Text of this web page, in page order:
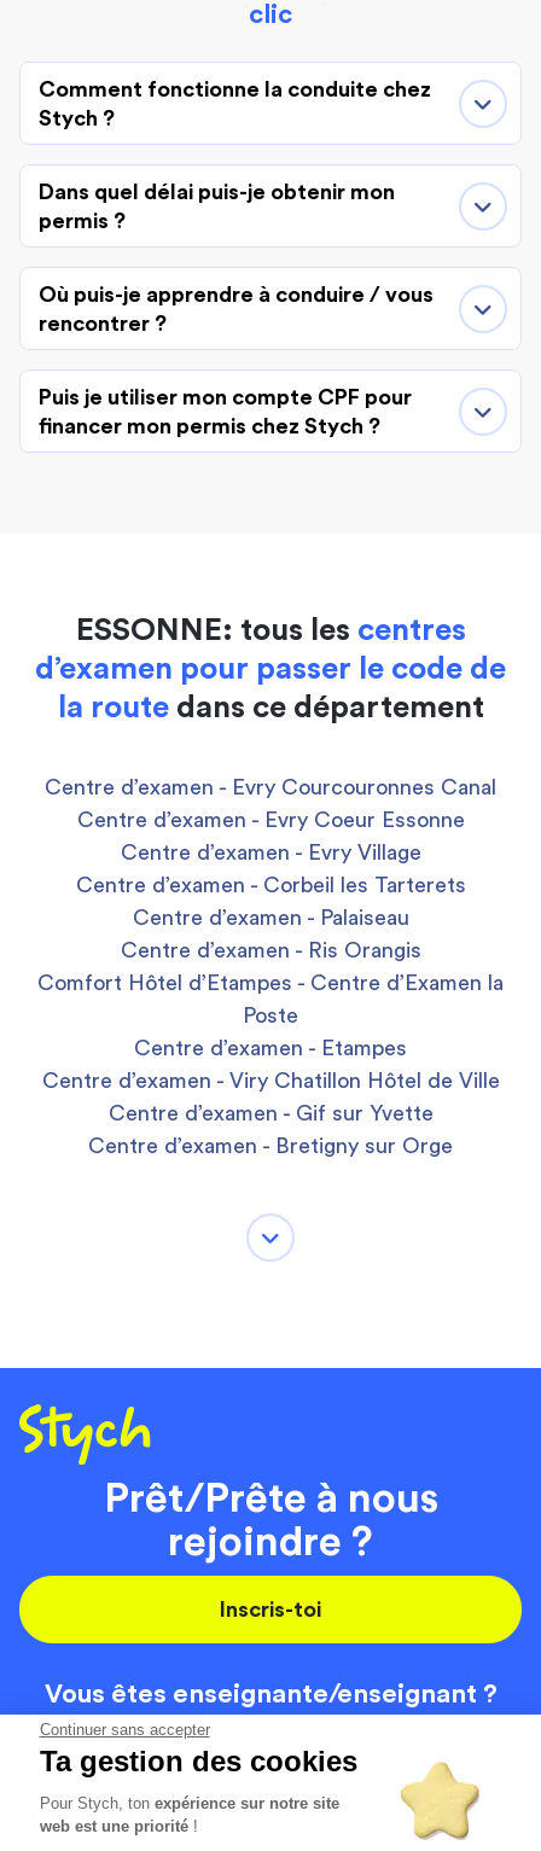
Continuer sans accepter
Ta gestion des cookies
Pour Stych, tonexpérience sur notre site
web est une priorité !
clic
Comment fonctionne la conduite chez
Stych ?
Dans quel délai puis-je obtenir mon
permis ?
Où puis-je apprendre à conduire / vous
rencontrer ?
Puis je utiliser mon compte CPF pour
financer mon permis chez Stych ?
ESSONNE: tous les centres
d’examen pour passer le code de
la routedans ce département
Centre d’examen - Evry Courcouronnes Canal
Centre d’examen - Evry Coeur Essonne
Centre d’examen - Evry Village
Centre d’examen - Corbeil les Tarterets
Centre d’examen - Palaiseau
Centre d’examen - Ris Orangis
Comfort Hôtel d’Etampes - Centre d’Examen la
Poste
Centre d’examen - Etampes
Centre d’examen - Viry Chatillon Hôtel de Ville
Centre d’examen - Gif sur Yvette
Centre d’examen - Bretigny sur Orge
Prêt/Prête à nous
rejoindre ?
Inscris-toi
Vous êtes enseignante/enseignant ?
On recrute
Code de la route
Contact